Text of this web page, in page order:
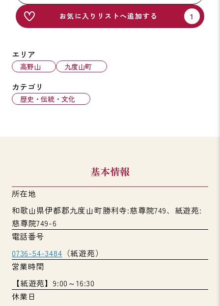
お気に入りリストへ追加する
エリア
高野山 九度山町
カテゴリ
歴史・伝統・文化
基本情報
所在地
和歌山県伊都郡九度山町勝利寺:慈尊院749、紙遊苑:
慈尊院749-6
電話番号
0736-54-3484 （紙遊苑）
営業時間
【紙遊苑】9:00～16:30
休業日